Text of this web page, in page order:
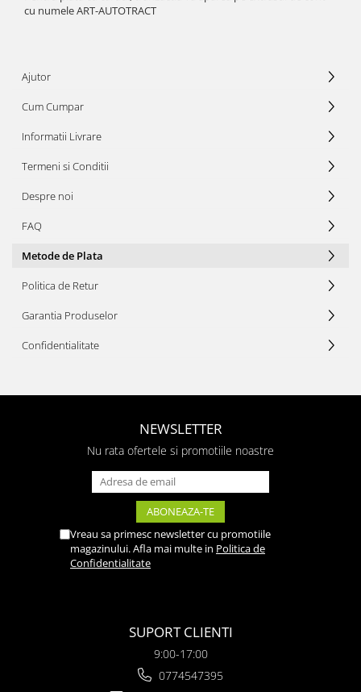
cu numele ART-AUTOTRACT
Ajutor
Cum Cumpar
Informatii Livrare
Termeni si Conditii
Despre noi
FAQ
Metode de Plata
Politica de Retur
Garantia Produselor
Confidentialitate
NEWSLETTER
Nu rata ofertele si promotiile noastre
Vreau sa primesc newsletter cu promotiile
magazinului. Afla mai multe in Politica de
Confidentialitate
SUPORT CLIENTI
9:00-17:00
0774547395